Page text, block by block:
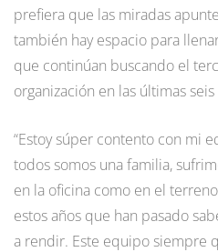
prefiera que las miradas
también hay espacio para
que continúan buscando el
organización en las últimas
“Estoy súper contento con mi
todos somos una familia,
en la oficina como en el
estos años que han pasado
a rendir. Este equipo siempre